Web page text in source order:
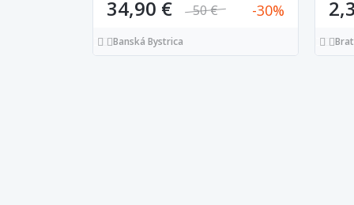
34,90 € 50 € 30
Banská Bystrica